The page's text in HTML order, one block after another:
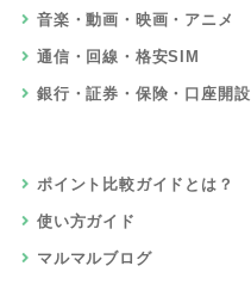
音楽・動画・映画・アニメ
通信・回線・格安SIM
銀行・証券・保険・口座開設
ポイント比較ガイドとは？
使い方ガイド
マルマルブログ